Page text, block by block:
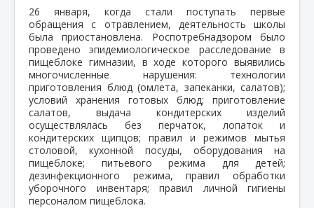
26 января, когда стали поступать первые
обращения с отравлением, деятельность школы
была приостановлена. Роспотребнадзором было
проведено эпидемиологическое расследование в
пищеблоке гимназии, в ходе которого выявились
многочисленные нарушения: технологии
приготовления блюд (омлета, запеканки, салатов);
условий хранения готовых блюд; приготовление
салатов, выдача кондитерских изделий
осуществлялась без перчаток, лопаток и
кондитерских щипцов; правил и режимов мытья
столовой, кухонной посуды, оборудования на
пищеблоке; питьевого режима для детей;
дезинфекционного режима, правил обработки
уборочного инвентаря; правил личной гигиены
персоналом пищеблока.